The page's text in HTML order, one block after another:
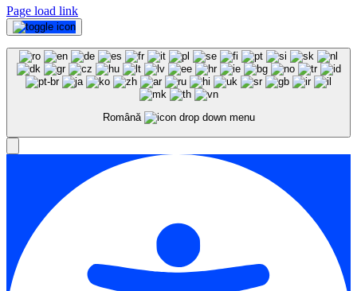
Page load link
Română